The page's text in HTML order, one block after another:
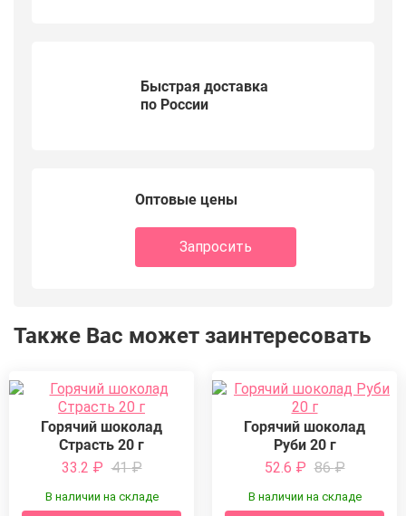
Быстрая доставка
по России
Оптовые цены
Запросить
Также Вас может заинтересовать
Горячий шоколад
Страсть 20 г
33.2 ₽ 41₽
В наличии на складе
Горячий шоколад
Руби 20 г
52.6 ₽ 86₽
В наличии на складе